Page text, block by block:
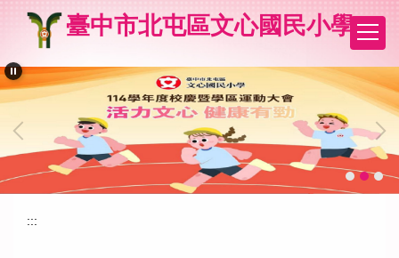
要
內
容
區
臺中市北屯區文心國民小學
:::